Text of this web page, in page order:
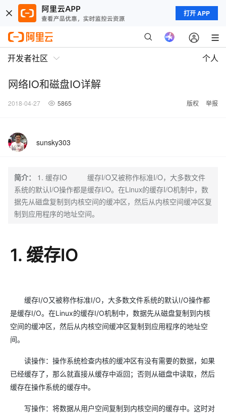
打开 APP
开发者社区 个人
网络IO和磁盘IO详解
2018-04-27 5865 版权 举报
sunsky303
简介：
1. 缓存IO 缓存I/O又被称作标准I/O，大多数文件
系统的默认I/O操作都是缓存I/O。在Linux的缓存I/O机制中，数
据先从磁盘复制到内核空间的缓冲区，然后从内核空间缓冲区复
制到应用程序的地址空间。
1. 缓存IO
缓存I/O又被称作标准I/O，大多数文件系统的默认I/O操作都
是缓存I/O。在Linux的缓存I/O机制中，数据先从磁盘复制到内核
空间的缓冲区，然后从内核空间缓冲区复制到应用程序的地址空
间。
读操作：操作系统检查内核的缓冲区有没有需要的数据，如果
已经缓存了，那么就直接从缓存中返回；否则从磁盘中读取，然后
缓存在操作系统的缓存中。
写操作：将数据从用户空间复制到内核空间的缓存中。这时对